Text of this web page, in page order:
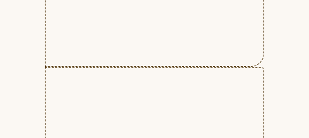
ЧЕМУ ВЫ НАУЧИТЕСЬ
НА КУРСЕ: